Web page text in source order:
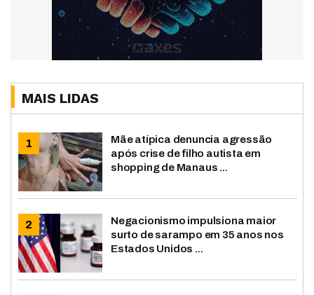
MAIS LIDAS
Mãe atípica denuncia agressão
após crise de filho autista em
shopping de Manaus ...
Negacionismo impulsiona maior
surto de sarampo em 35 anos nos
Estados Unidos ...